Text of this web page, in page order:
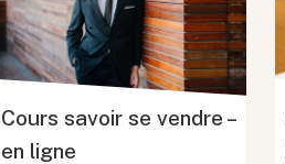
Cours savoir se vendre –
en ligne